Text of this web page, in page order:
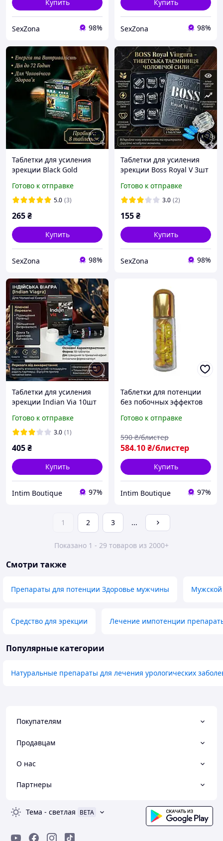
Купить
SexZona 98%
Купить
SexZona 98%
Таблетки для усиления
эрекции Black Gold
пробник для
выносливости и
Готово к отправке
5.0 (3)
265₴
Купить
SexZona 98%
Таблетки для усиления
эрекции Boss Royal V 3шт
удлинения акта и
здоровья простаты
Готово к отправке
3.0 (2)
155₴
Купить
SexZona 98%
Таблетки для усиления
эрекции Indian Via 10шт
возбудитель без
побочных эффектов и
Готово к отправке
3.0 (1)
405₴
Купить
Intim Boutique 97%
Таблетки для потенции
без побочных эффектов
средство для эрекции
пожилом возрасте
Готово к отправке
584.10₴/блистер
590 ₴/блистер
Купить
Intim Boutique 97%
1 2 3 ...
Показано 1 - 29 товаров из 2000+
Смотри также
Препараты для потенции Здоровье мужчины Мужской
Средство для эрекции Лечение импотенции
Популярные категории
Натуральные препараты для лечения урологических
Покупателям
Продавцам
О нас
Партнеры
Тема - светлая BETA